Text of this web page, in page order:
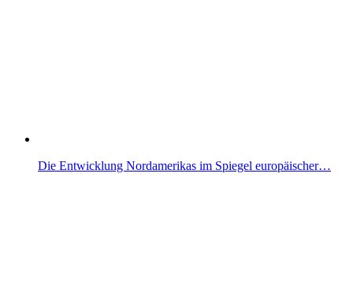
Die Entwicklung Nordamerikas im Spiegel europäischer…